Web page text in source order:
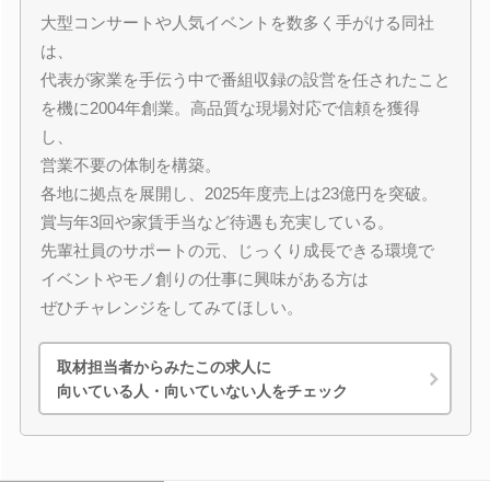
大型コンサートや人気イベントを数多く手がける同社
は、
代表が家業を手伝う中で番組収録の設営を任されたこと
を機に2004年創業。高品質な現場対応で信頼を獲得
し、
営業不要の体制を構築。
各地に拠点を展開し、2025年度売上は23億円を突破。
賞与年3回や家賃手当など待遇も充実している。
先輩社員のサポートの元、じっくり成長できる環境で
イベントやモノ創りの仕事に興味がある方は
ぜひチャレンジをしてみてほしい。
取材担当者からみたこの求人に
向いている人・向いていない人をチェック